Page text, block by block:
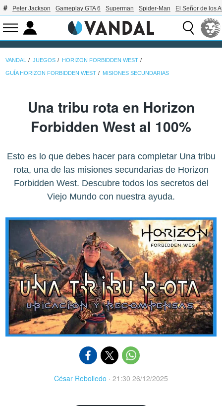
Peter Jackson Gameplay GTA 6 Superman Spider-Man El Señor de los
VANDAL JUEGOS HORIZON FORBIDDEN WEST
GUÍA HORIZON FORBIDDEN WEST MISIONES SECUNDARIAS
Una tribu rota en Horizon
Forbidden West al 100%
Esto es lo que debes hacer para completar Una tribu
rota, una de las misiones secundarias de Horizon
Forbidden West. Descubre todos los secretos del
Viejo Mundo con nuestra ayuda.
César Rebolledo · 21:30 26/12/2025